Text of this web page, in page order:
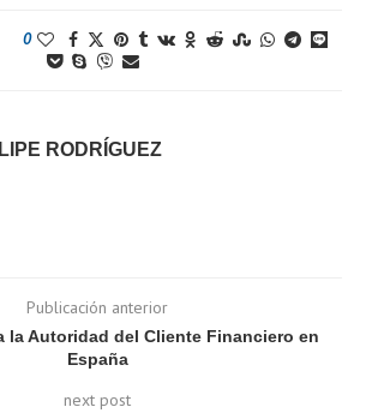
0
RODRÍGUEZ
Publicación anterior
la Autoridad del Cliente Financiero en
España
next post